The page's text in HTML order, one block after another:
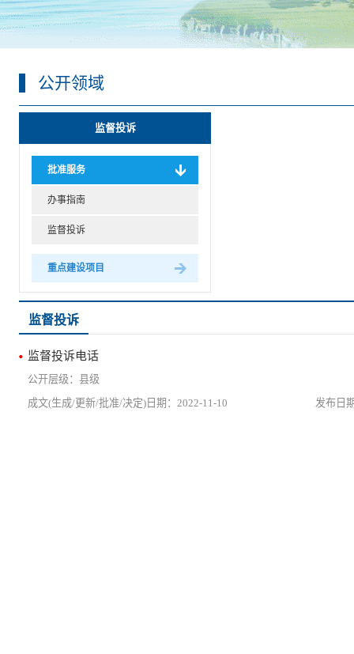
公开领域
监督投诉
批准服务
办事指南
监督投诉
重点建设项目
监督投诉
监督投诉电话
县级
2022-11-10